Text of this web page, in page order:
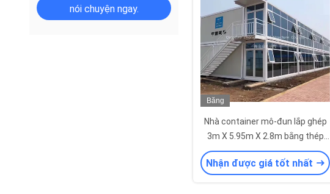
nói chuyện ngay.
Băng
Nhà container mô-đun lắp ghép
3m X 5.95m X 2.8m bằng thép
mạ kẽm Q235, tấm EPS
Nhận được giá tốt nhất